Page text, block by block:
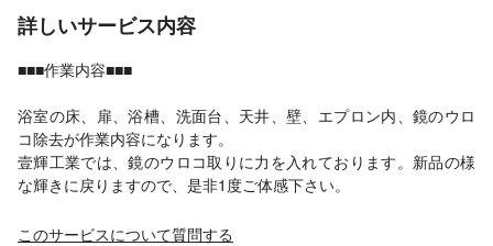
詳しいサービス内容
■■■作業内容■■■
浴室の床、扉、浴槽、洗面台、天井、壁、エプロン内、鏡のウロ
コ除去が作業内容になります。
壹輝工業では、鏡のウロコ取りに力を入れております。新品の様
な輝きに戻りますので、是非1度ご体感下さい。
このサービスについて質問する